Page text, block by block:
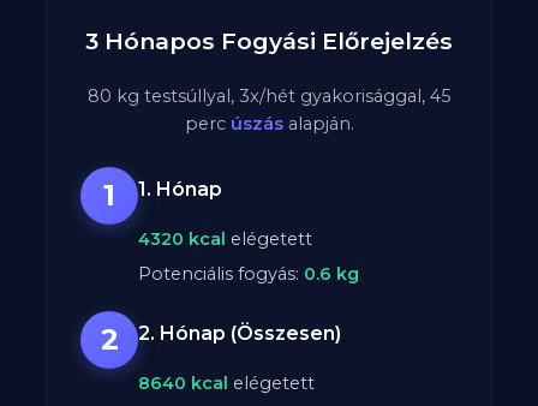
3 Hónapos Fogyási Előrejelzés
80 kg testsúllyal, 3x/hét gyakorisággal, 45
perc úszásalapján.
1 1. Hónap
4320 kcal elégetett
Potenciális fogyás: 0.6 kg
2 2. Hónap (Összesen)
8640 kcal elégetett